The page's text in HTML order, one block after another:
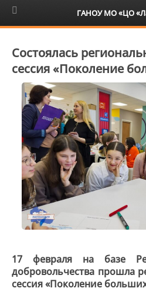
6+
Состоялась
сессия «Поколение
17 февраля на базе
добровольчества прошла
сессия «Поколение
ГАНОУ МО «ЦО